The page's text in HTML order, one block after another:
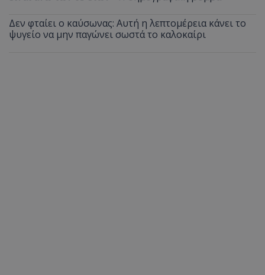
Δεν φταίει ο καύσωνας: Αυτή η λεπτομέρεια κάνει το
ψυγείο να μην παγώνει σωστά το καλοκαίρι